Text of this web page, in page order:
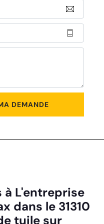
à L'entreprise
dans le 31310
tuile sur